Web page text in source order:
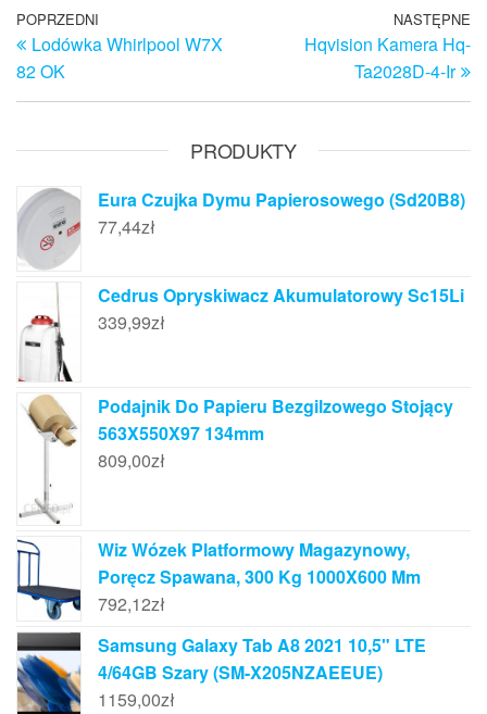
Nawigacja
wpisu
Poprzedni
wpis
POPRZEDNI
Lodówka Whirlpool W7X
82 OK
NASTĘPNE
Hqvision Kamera Hq-
Ta2028D-4-Ir
PRODUKTY
Eura Czujka Dymu Papierosowego (Sd20B8)
77,44zł
Cedrus Opryskiwacz Akumulatorowy Sc15Li
339,99zł
Podajnik Do Papieru Bezgilzowego Stojący
563X550X97 134mm
809,00zł
Wiz Wózek Platformowy Magazynowy,
Poręcz Spawana, 300 Kg 1000X600 Mm
792,12zł
Samsung Galaxy Tab A8 2021 10,5" LTE
4/64GB Szary (SM-X205NZAEEUE)
1159,00zł